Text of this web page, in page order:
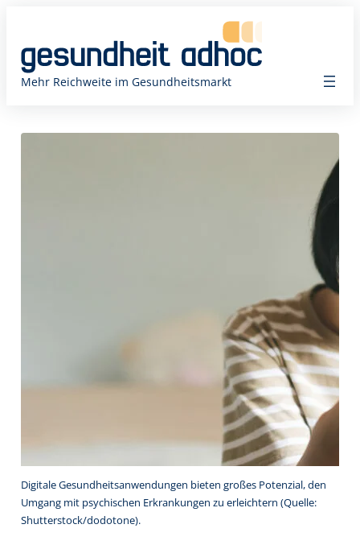
springen
Mehr Reichweite im Gesundheitsmarkt
Digitale Gesundheitsanwendungen bieten großes Potenzial, den
Umgang mit psychischen Erkrankungen zu erleichtern (Quelle:
Shutterstock/dodotone).